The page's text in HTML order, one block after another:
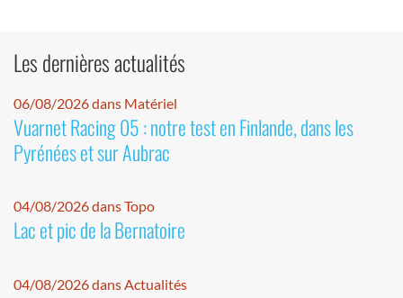
Les dernières actualités
06/08/2026 dans Matériel
Vuarnet Racing 05 : notre test en Finlande, dans les
Pyrénées et sur Aubrac
04/08/2026 dans Topo
Lac et pic de la Bernatoire
04/08/2026 dans Actualités